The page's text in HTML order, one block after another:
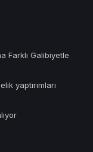
Farklı Galibiyetle
yaptırımları